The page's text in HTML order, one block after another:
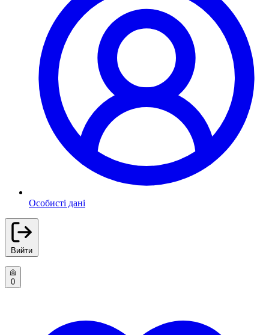
Особисті дані
Вийти
0